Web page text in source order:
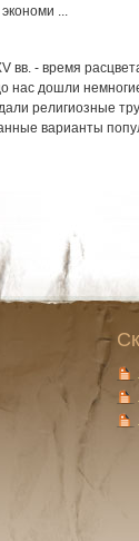
...
вв. - время
нас дошли
религиозные
варианты